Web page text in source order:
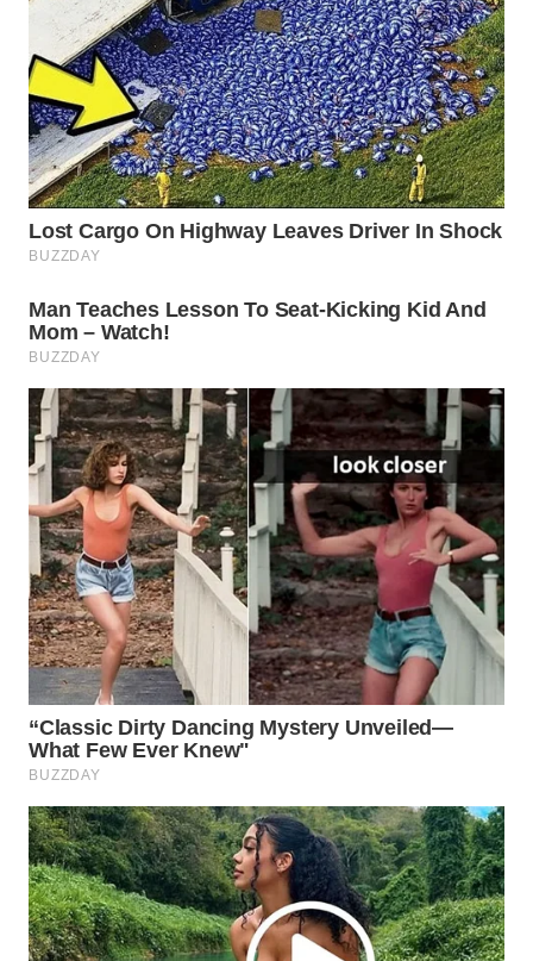
WAHANA
LISTRIK
WAHANA
TRAVEL
WAHANA
TV
ID
WAHANANEWS
CO ID
WAHANANEWS
NET
WAHANA
SPORT
WAHANA
UMKM
WAHANA
SELEB
WAHANA
PERSONA
WAHANA
OTOMOTIF